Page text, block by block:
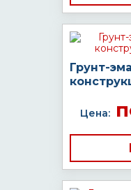
Грунт-
Цена: